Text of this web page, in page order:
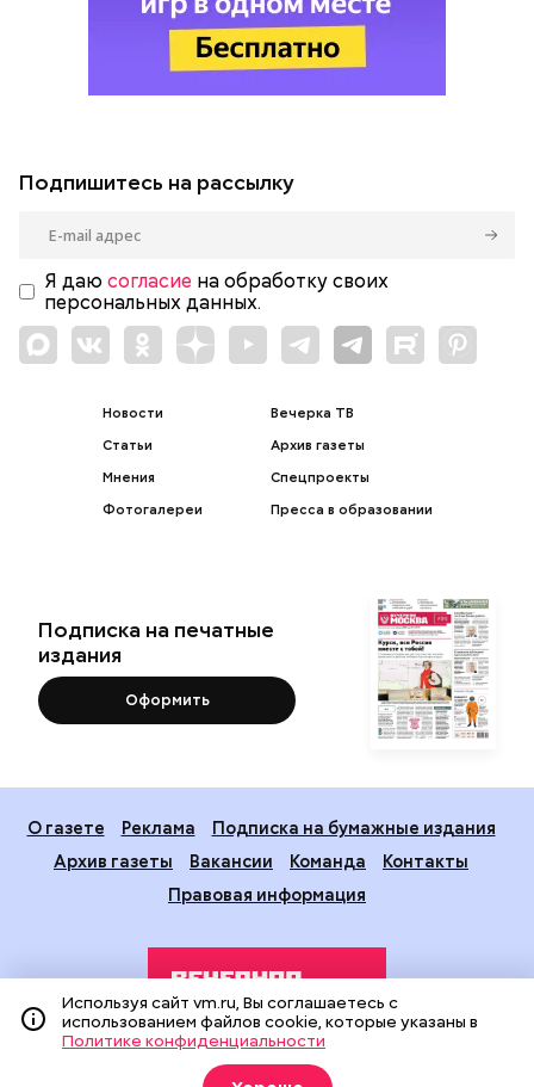
Подпишитесь на рассылку
Я даю согласие на обработку своих
персональных данных.
Новости
Статьи
Мнения
Фотогалереи
Вечерка ТВ
Архив газеты
Спецпроекты
Пресса в образовании
Подписка на печатные
издания
Оформить
О газете Реклама
Подписка на бумажные издания
Архив газеты
Вакансии Команда
Контакты
Правовая информация
Издание создано при финансовой поддержке Департамента
Используя сайт vm.ru, Вы соглашаетесь с
использованием файлов cookie, которые указаны в
Политике конфиденциальности